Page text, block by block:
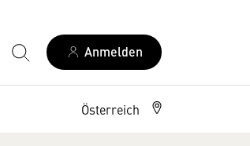
Anmelden
Österreich